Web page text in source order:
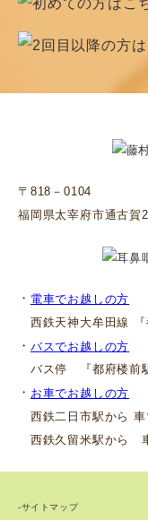
〒818－0104
福岡県太宰府市通古賀
・ 電車でお越しの方
西鉄天神大牟田線 『
・ バスでお越しの方
バス停 『都府楼前
・ お車でお越しの方
西鉄二日市駅から 車
西鉄久留米駅から
-サイトマップ